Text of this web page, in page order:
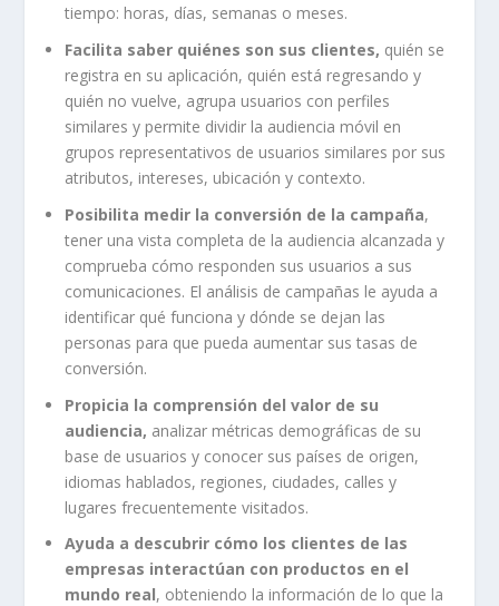
tiempo: horas, días, semanas o meses.
Facilita saber quiénes son sus clientes, quién se
registra en su aplicación, quién está regresando y
quién no vuelve, agrupa usuarios con perfiles
similares y permite dividir la audiencia móvil en
grupos representativos de usuarios similares por sus
atributos, intereses, ubicación y contexto.
Posibilita medir la conversión de la campaña,
tener una vista completa de la audiencia alcanzada y
comprueba cómo responden sus usuarios a sus
comunicaciones. El análisis de campañas le ayuda a
identificar qué funciona y dónde se dejan las
personas para que pueda aumentar sus tasas de
conversión.
Propicia la comprensión del valor de su
audiencia, analizar métricas demográficas de su
base de usuarios y conocer sus países de origen,
idiomas hablados, regiones, ciudades, calles y
lugares frecuentemente visitados.
Ayuda a descubrir cómo los clientes de las
empresas interactúan con productos en el
mundo real, obteniendo la información de lo que la